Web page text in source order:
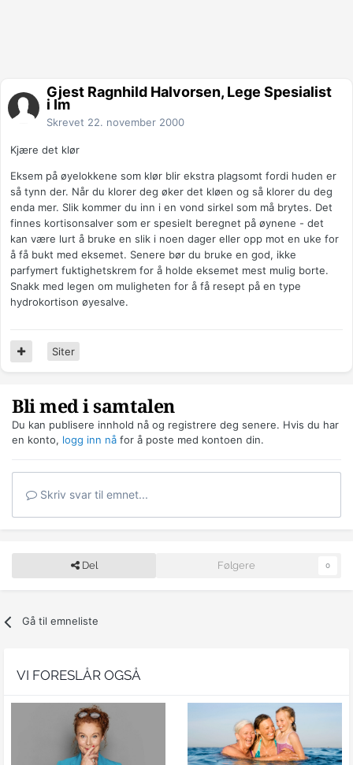
Gjest Ragnhild Halvorsen, Lege Spesialist
i Im
Skrevet 22. november 2000
Kjære det klør
Eksem på øyelokkene som klør blir ekstra plagsomt fordi huden er
så tynn der. Når du klorer deg øker det kløen og så klorer du deg
enda mer. Slik kommer du inn i en vond sirkel som må brytes. Det
finnes kortisonsalver som er spesielt beregnet på øynene - det
kan være lurt å bruke en slik i noen dager eller opp mot en uke for
å få bukt med eksemet. Senere bør du bruke en god, ikke
parfymert fuktighetskrem for å holde eksemet mest mulig borte.
Snakk med legen om muligheten for å få resept på en type
hydrokortison øyesalve.
Siter
Bli med i samtalen
Du kan publisere innhold nå og registrere deg senere. Hvis du har
en konto, logg inn nå for å poste med kontoen din.
Skriv svar til emnet...
Del Følgere 0
Gå til emneliste
VI FORESLÅR OGSÅ